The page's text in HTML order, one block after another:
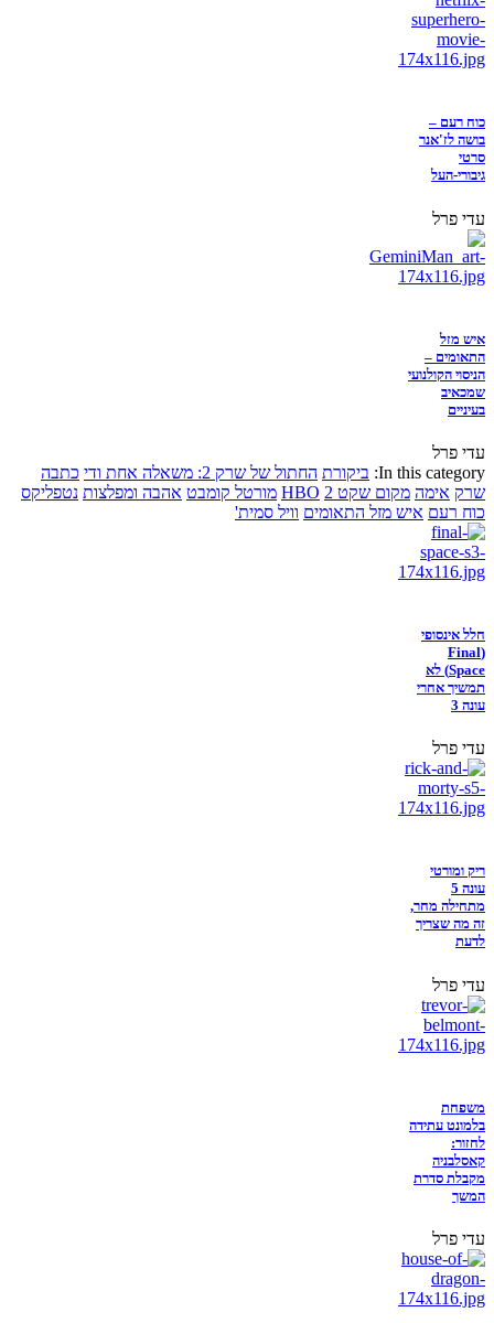
כוח רעם –
בושה לז'אנר
סרטי
גיבורי-העל
עדי פרל
איש מזל
התאומים –
הניסוי הקולנועי
שמכאיב
בעיניים
עדי פרל
In this category: ביקורת החתול של שרק 2: משאלה אחת ודי
כתבה
שרק אימה מקום שקט 2 HBO מורטל קומבט אהבה ומפלצות נטפליקס
כוח רעם איש מזל התאומים וויל סמית'
חלל אינסופי
(Final
Space) לא
תמשיך אחרי
עונה 3
עדי פרל
ריק ומורטי
עונה 5
מתחילה מחר,
זה מה שצריך
לדעת
עדי פרל
משפחת
בלמונט עתידה
לחזור:
קאסלבניה
מקבלת סדרת
המשך
עדי פרל